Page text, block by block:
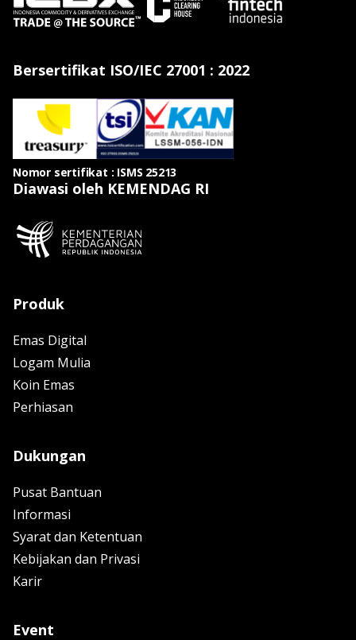
Bersertifikat ISO/IEC 27001 : 2022
Nomor sertifikat : ISMS 25213
Diawasi oleh KEMENDAG RI
Produk
Emas Digital
Logam Mulia
Koin Emas
Perhiasan
Dukungan
Pusat Bantuan
Informasi
Syarat dan Ketentuan
Kebijakan dan Privasi
Karir
Event